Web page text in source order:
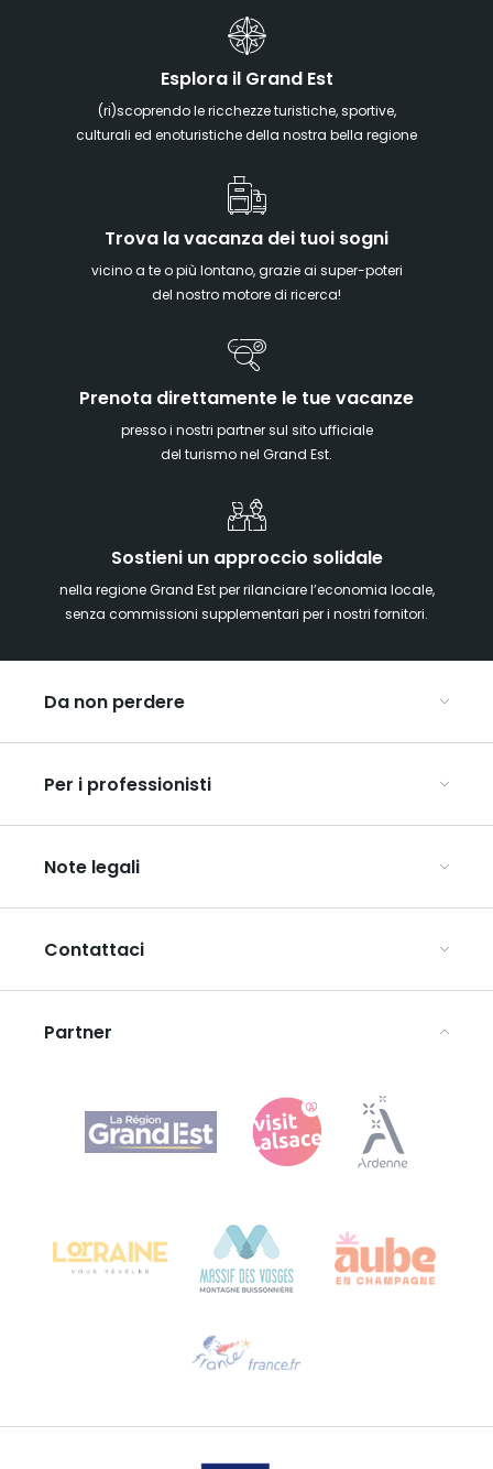
Esplora il Grand Est
(ri)scoprendo le ricchezze turistiche, sportive,
culturali ed enoturistiche della nostra bella regione
Trova la vacanza dei tuoi sogni
vicino a te o più lontano, grazie ai super-poteri
del nostro motore di ricerca!
Prenota direttamente le tue vacanze
presso i nostri partner sul sito ufficiale
del turismo nel Grand Est.
Sostieni un approccio solidale
nella regione Grand Est per rilanciare l’economia locale,
senza commissioni supplementari per i nostri fornitori.
Da non perdere
Alsazia
Ardenne
Champagne
Per i professionisti
Organizzate il vostro viaggio di gruppo
Scopri l’ART GE
Mediaroom
Note legali
Informativa sulla privacy
Avvertenze legali
Contattaci
Agence Régionale du Tourisme Grand Est
Bureau de Colmar (sede operativa)
Contattaci per e-mail
Partner